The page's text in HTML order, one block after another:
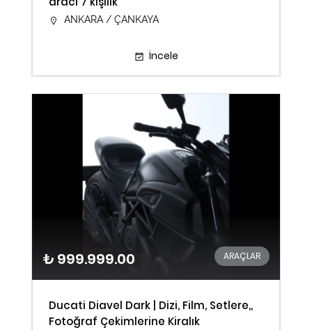
ANKARA / ÇANKAYA
İncele
₺ 999.999.00 ARAÇLAR
Ducati Diavel Dark | Dizi, Film, Setlere,,
Fotoğraf Çekimlerine Kiralık